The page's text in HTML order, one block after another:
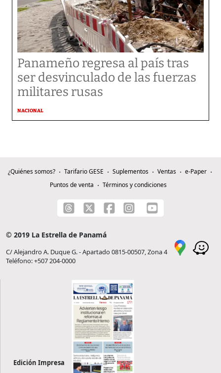
Panameño regresa al país tras
ser desvinculado de las fuerzas
militares rusas
NACIONAL
¿Quiénes somos? Tarifario GESE Suplementos Ventas
e-Paper
Puntos de venta
Términos y condiciones
© 2019 La Estrella de Panamá
C/ Alejandro A. Duque G. - Apartado 0815-00507, Zona 4
Teléfono: +507 204-0000
Edición Impresa